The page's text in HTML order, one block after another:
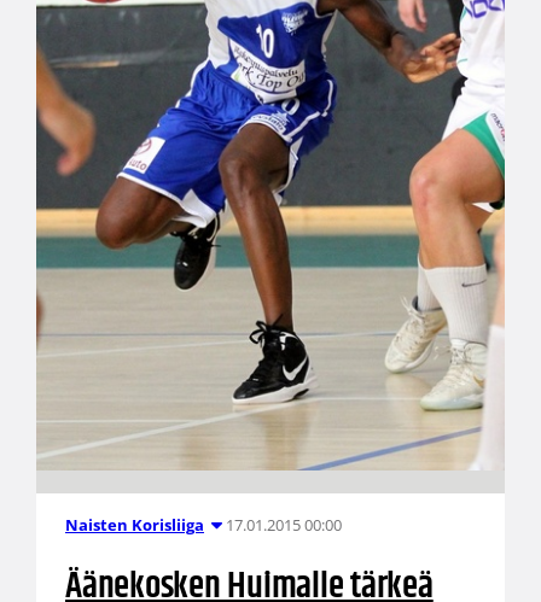
Naisten Korisliiga 17.01.2015 00:00
Äänekosken Huimalle tärkeä